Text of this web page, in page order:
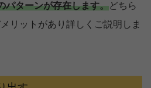
パターンが存在します。どちら
リットがあり詳しくご説明しま